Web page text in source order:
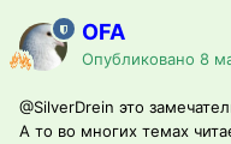
OFA
Опубликовано 8
@SilverDrein это
А то во многих темах